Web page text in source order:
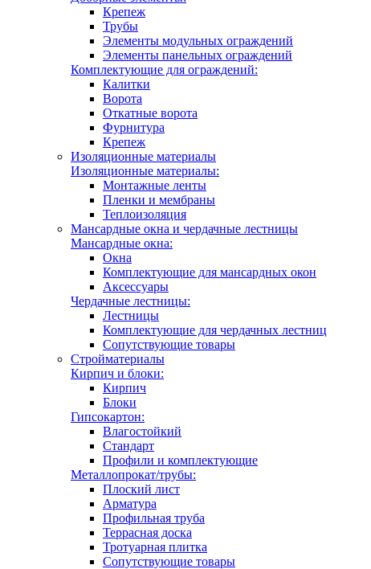
Крепеж
Трубы
Элементы модульных ограждений
Элементы панельных ограждений
Комплектующие для ограждений:
Калитки
Ворота
Откатные ворота
Фурнитура
Крепеж
Изоляционные материалы
Изоляционные материалы:
Монтажные ленты
Пленки и мембраны
Теплоизоляция
Мансардные окна и чердачные лестницы
Мансардные окна:
Окна
Комплектующие для мансардных окон
Аксессуары
Чердачные лестницы:
Лестницы
Комплектующие для чердачных лестниц
Сопутствующие товары
Стройматериалы
Кирпич и блоки:
Кирпич
Блоки
Гипсокартон:
Влагостойкий
Стандарт
Профили и комплектующие
Металлопрокат/трубы:
Плоский лист
Арматура
Профильная труба
Террасная доска
Тротуарная плитка
Сопутствующие товары